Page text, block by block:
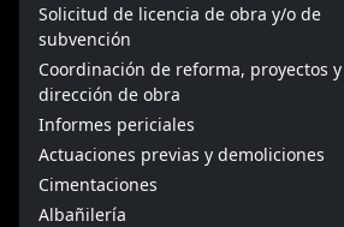
Solicitud de licencia de obra y/o de
subvención
Coordinación de reforma, proyectos y
dirección de obra
Informes periciales
Actuaciones previas y demoliciones
Cimentaciones
Albañilería